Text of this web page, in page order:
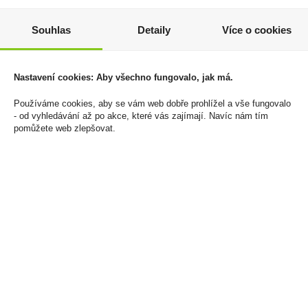
Chardonnay Private
Cena za:1 ks
Skladem: 5 - 50 ks
Dutinky Gizeh Silver Tip
Cena za:
Skladem: 50 - 100 ks
Souhlas Detaily Více o cookies
Nastavení cookies: Aby všechno fungovalo, jak má.
Používáme cookies, aby se vám web dobře prohlížel a vše fungovalo
- od vyhledávání až po akce, které vás zajímají. Navíc nám tím
pomůžete web zlepšovat.